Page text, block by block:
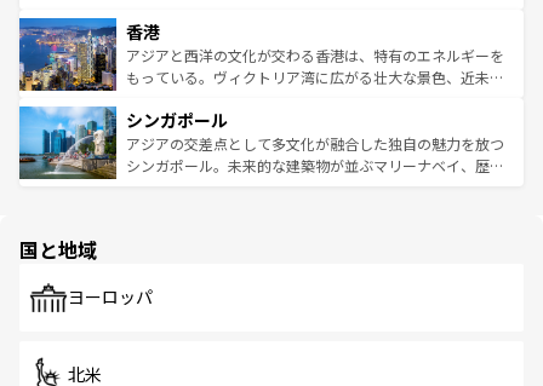
とつ。フォーやバインミー、ベトナムコーヒーなどは、ぜ
ひ現地で味わいたい。どの地域を訪れてもあたたかい人々
が旅行者を迎えてくれるので、きっと忘れられない旅にな
参照してほしい。
の活気が交差している。北部ではチェンマイなどの山岳地
帯で自然と触れ合い、南部ではプーケットやクラビの美し
いビーチでリゾート気分を楽しむことができる。タイ料理
激する。気候は一年中温暖で、どの季節にも異なる楽しみ
が待っている。親しみやすいタイの人々、仏教を中心とし
た文化、そして多様な観光資源が、訪れる旅人を魅了し続
香港
アジアと西洋の文化が交わる香港は、特有のエネルギーを
もっている。ヴィクトリア湾に広がる壮大な景色、近未来
み、どこを訪れても感動するはず。観光スポットが密集し
ており、効率よく見どころを回れるのも魅力。息をのむよ
うな絶景から文化的な体験まで、香港を存分に楽しみ尽く
シンガポール
アジアの交差点として多文化が融合した独自の魅力を放つ
シンガポール。未来的な建築物が並ぶマリーナベイ、歴史
で、ホーカーズは地元の風情を楽しめる外せないスポット
国と地域
ヨーロッパ
北米